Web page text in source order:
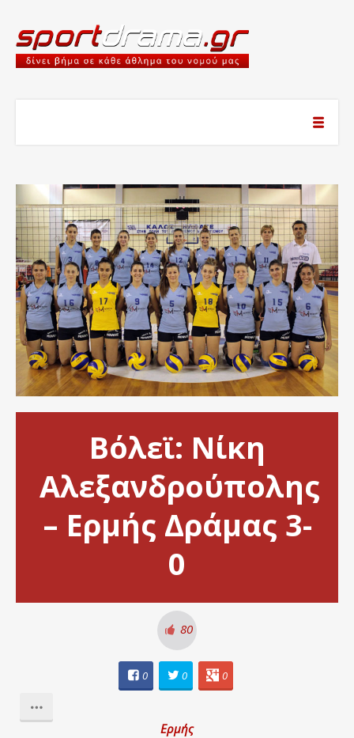
Βόλεϊ: Νίκη
Αλεξανδρούπολης
– Ερμής Δράμας 3-
0
80
0 0 0
Ερμής